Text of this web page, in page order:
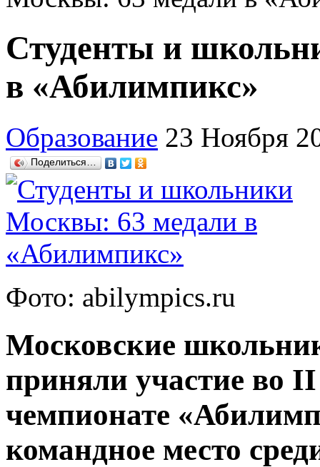
Студенты и
в «Абилимпикс»
Образование 23 Ноября
Поделиться…
Фото: abilympics.ru
Московские
приняли участие во
чемпионате
командное место